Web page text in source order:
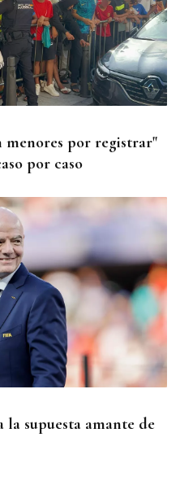
menores por registrar"
por caso
supuesta amante de